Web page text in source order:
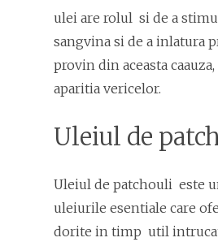
ulei are rolul si de a
sangvina si de a inlatura
provin din aceasta
aparitia vericelor.
Uleiul de
Uleiul de patchouli este
uleiurile esentiale care
dorite in timp util